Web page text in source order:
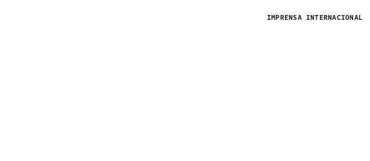
IMPRENSA INTERNACIONAL